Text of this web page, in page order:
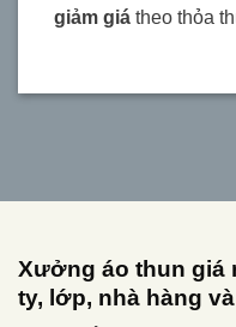
giảm giá theo thỏa
Xưởng áo thun giá
ty, lớp, nhà hàng